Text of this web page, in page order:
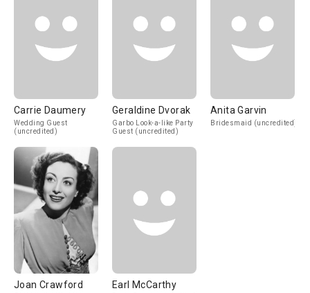
Carrie Daumery
Wedding Guest
(uncredited)
Geraldine Dvorak
Garbo Look-a-like Party
Guest (uncredited)
Anita Garvin
Bridesmaid (uncredited)
Joan Crawford Earl McCarthy